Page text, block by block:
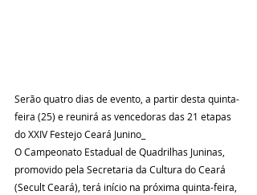
Serão quatro dias de evento, a partir desta quinta-
feira (25) e reunirá as vencedoras das 21 etapas
do XXIV Festejo Ceará Junino_
O Campeonato Estadual de Quadrilhas Juninas,
promovido pela Secretaria da Cultura do Ceará
(Secult Ceará), terá início na próxima quinta-feira,